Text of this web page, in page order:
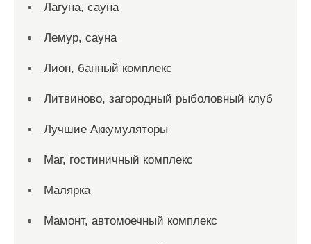
Лагуна, сауна
Лемур, сауна
Лион, банный комплекс
Литвиново, загородный рыболовный клуб
Лучшие Аккумуляторы
Маг, гостиничный комплекс
Малярка
Мамонт, автомоечный комплекс